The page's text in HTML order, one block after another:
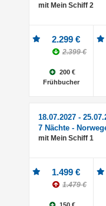
mit Mein Schiff 2
2.299 €
2.399 €
200 €
Frühbucher
18.07.2027 -
7 Nächte -
mit Mein Schiff 1
1.499 €
1.479 €